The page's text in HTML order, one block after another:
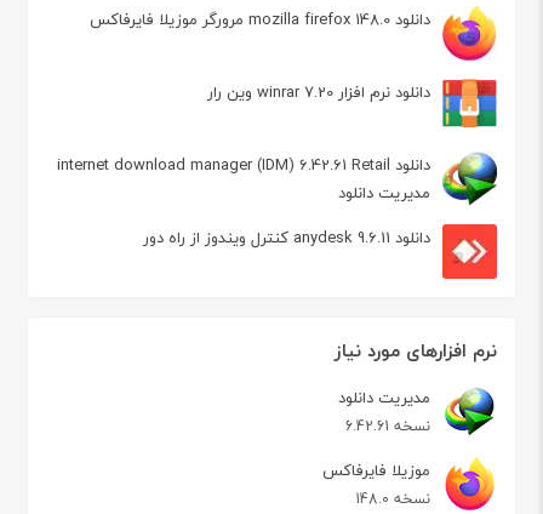
دانلود mozilla firefox 148.0 مرورگر موزیلا فایرفاکس
دانلود نرم افزار winrar 7.20 وین رار
دانلود internet download manager (IDM) 6.42.61 Retail
مدیریت دانلود
دانلود anydesk 9.6.11 کنترل ویندوز از راه دور
نرم افزارهای مورد نیاز
مدیریت دانلود
نسخه 6.42.61
موزیلا فایرفاکس
نسخه 148.0